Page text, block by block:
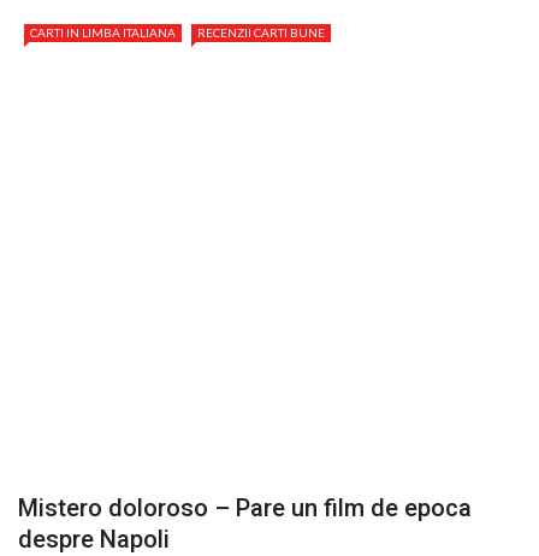
CARTI IN LIMBA ITALIANA RECENZII CARTI BUNE
Mistero doloroso – Pare un film de epoca
despre Napoli